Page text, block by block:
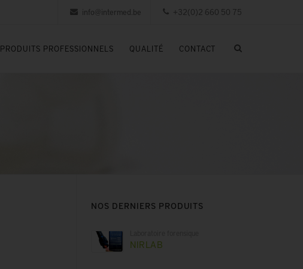
+32(0)2 660 50 75
info@intermed.be
PRODUITS PROFESSIONNELS QUALITÉ CONTACT
NOS DERNIERS PRODUITS
NIRLAB